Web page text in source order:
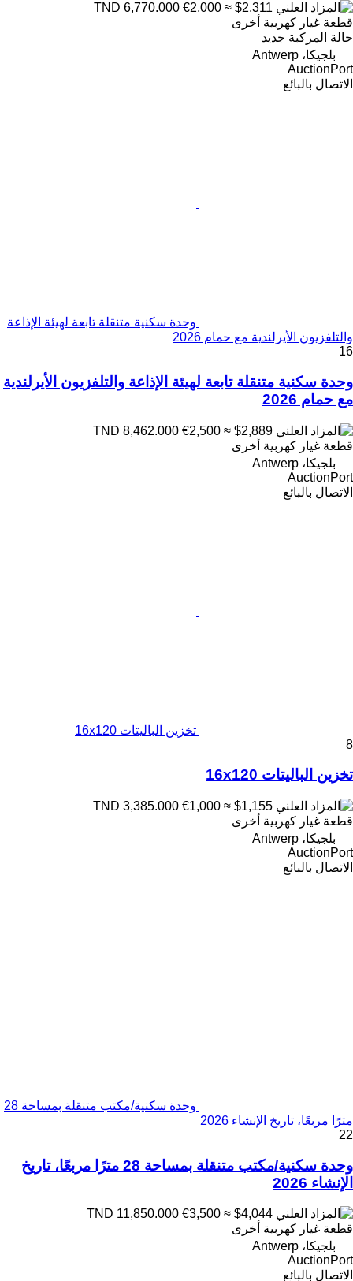
€2,000 ≈ $2,311
قطعة غيار كهربية أخرى
حالة المركبة جديد
بلجيكا، Antwerp
AuctionPort
الاتصال بالبائع
وحدة سكنية متنقلة تابعة لهيئة الإذاعة
والتلفزيون الأيرلندية مع حمام 2026
16
وحدة سكنية متنقلة تابعة لهيئة الإذاعة والتلفزيون الأيرلندية
مع حمام 2026
€2,500 ≈ $2,889
قطعة غيار كهربية أخرى
بلجيكا، Antwerp
AuctionPort
الاتصال بالبائع
تخزين الباليتات 16x120
8
تخزين الباليتات 16x120
€1,000 ≈ $1,155
قطعة غيار كهربية أخرى
بلجيكا، Antwerp
AuctionPort
الاتصال بالبائع
وحدة سكنية/مكتب متنقلة بمساحة 28
مترًا مربعًا، تاريخ الإنشاء 2026
22
وحدة سكنية/مكتب متنقلة بمساحة 28 مترًا مربعًا، تاريخ
الإنشاء 2026
€3,500 ≈ $4,044
قطعة غيار كهربية أخرى
بلجيكا، Antwerp
AuctionPort
الاتصال بالبائع